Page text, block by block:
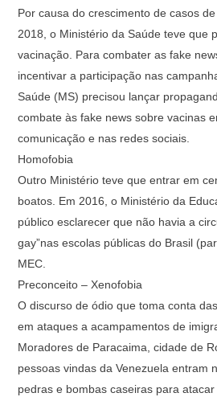
Por causa do crescimento de casos
2018, o Ministério da Saúde teve que
vacinação. Para combater as fake
incentivar a participação nas
Saúde (MS) precisou lançar
combate às fake news sobre vacinas
comunicação e nas redes sociais.
Homofobia
Outro Ministério teve que entrar em
boatos. Em 2016, o Ministério da
público esclarecer que não havia a
gay”nas escolas públicas do Brasil
MEC.
Preconceito – Xenofobia
O discurso de ódio que toma conta
em ataques a acampamentos de
Moradores de Paracaima, cidade de
pessoas vindas da Venezuela entram
pedras e bombas caseiras para